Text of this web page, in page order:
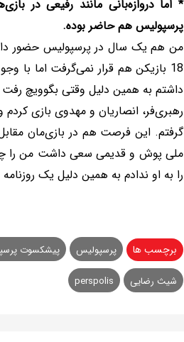
* اما دروازه‌بانی مانند رفیعی در
پرسپولیس هم حاضر بوده.
من هم یک سال در پرسپولیس حضور
18 بازیکن هم قرار نمی‌گرفت اما با
داشتم به همین دلیل وقتی بگوویچ رفت
رهبری‌فر، انصاریان و مهدوی بازی
گرفتم. این فرصت هم در بازی‌مان
ملی پوش و قدیمی سعی داشت من را چپ
را به او ندادم به همین دلیل یک روزنامه معروف
برچسب ها پرسپولیس پیشکسوت
شیث رضایی perspolis